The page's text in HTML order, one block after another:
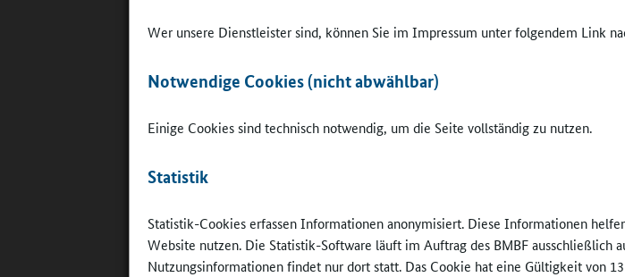
Wer unsere Dienstleister sind, können Sie im Impressum unter folgendem Link
Notwendige Cookies (nicht abwählbar)
Einige Cookies sind technisch notwendig, um die Seite vollständig zu nutzen.
Statistik
Statistik-Cookies erfassen Informationen anonymisiert. Diese Informationen
Website nutzen. Die Statistik-Software läuft im Auftrag des BMBF ausschließlich
Nutzungsinformationen findet nur dort statt. Das Cookie hat eine Gültigkeit von
sich wirklich für sie interessiert. Das ist dann
Online-Redaktion:
und sich mit Fähigkeiten einbringen, die im
kommen. Die Aneignung der sozialen Welt
Ausbildung im Unterricht ab, sondern braucht